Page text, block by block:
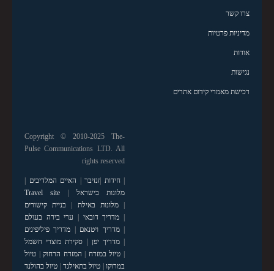
צרו קשר
מדיניות פרטיות
אודות
נגישות
רכישת מאמרי קידום אתרים
Copyright © 2010-2025 The-
Pulse Communications LTD. All
rights reserved
|חידות |זנזיבר | האיים המלדיבים |
מלונות בישראל |
Travel site
|מלונות באילת | בניית קישורים
| מדריך דובאי | ערי בירה בעולם
|מדריך ויטנאם | מדריך פיליפינים
|מדריך יפן | סקירת מוצרי חשמל
| טיול במזרח | המזרח הרחוק| טיול
במרוקו| טיול בתאילנד| טיול בהולנד